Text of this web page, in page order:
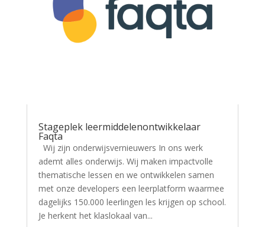
Stageplek leermiddelenontwikkelaar
Faqta
Wij zijn onderwijsvernieuwers In ons werk
ademt alles onderwijs. Wij maken impactvolle
thematische lessen en we ontwikkelen samen
met onze developers een leerplatform waarmee
dagelijks 150.000 leerlingen les krijgen op school.
Je herkent het klaslokaal van...